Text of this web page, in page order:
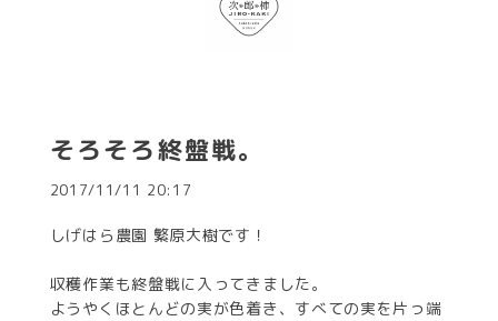
そろそろ終盤戦。
2017/11/11 20:17
しげはら農園 繁原大樹です！
収穫作業も終盤戦に入ってきました。
ようやくほとんどの実が色着き、すべての実を片っ端